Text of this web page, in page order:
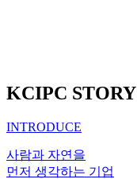
KCIPC STORY
INTRODUCE
사람과 자연을
먼저 생각하는 기업